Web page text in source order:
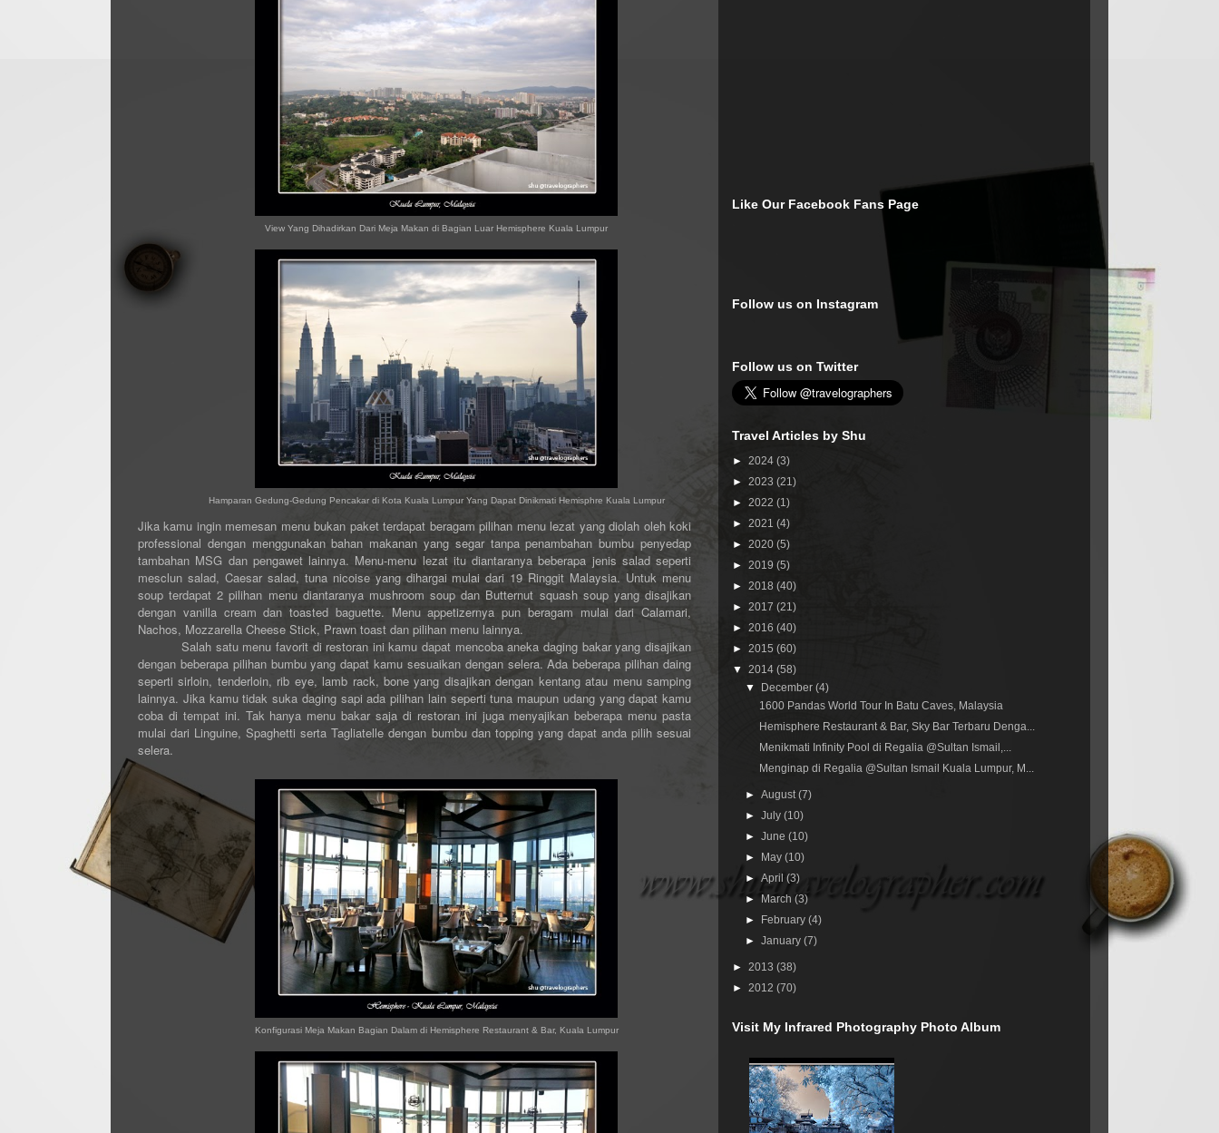
View Yang Dihadirkan Dari Meja Makan di Bagian Luar Hemisphere Kuala Lumpur
Hamparan Gedung-Gedung Pencakar di Kota Kuala Lumpur Yang Dapat Dinikmati Hemisphre Kuala Lumpur
Jika kamu ingin memesan menu bukan paket terdapat beragam pilihan menu lezat yang diolah oleh koki
professional dengan menggunakan bahan makanan yang segar tanpa penambahan bumbu penyedap
tambahan MSG dan pengawet lainnya. Menu-menu lezat itu diantaranya beberapa jenis salad seperti
mesclun salad, Caesar salad, tuna nicoise yang dihargai mulai dari 19 Ringgit Malaysia. Untuk menu
soup terdapat 2 pilihan menu diantaranya mushroom soup dan Butternut squash soup yang disajikan
dengan vanilla cream dan toasted baguette. Menu appetizernya pun beragam mulai dari Calamari,
Nachos, Mozzarella Cheese Stick, Prawn toast dan pilihan menu lainnya.
Salah satu menu favorit di restoran ini kamu dapat mencoba aneka daging bakar yang disajikan
dengan beberapa pilihan bumbu yang dapat kamu sesuaikan dengan selera. Ada beberapa pilihan daing
seperti sirloin, tenderloin, rib eye, lamb rack, bone yang disajikan dengan kentang atau menu samping
lainnya. Jika kamu tidak suka daging sapi ada pilihan lain seperti tuna maupun udang yang dapat kamu
coba di tempat ini. Tak hanya menu bakar saja di restoran ini juga menyajikan beberapa menu pasta
mulai dari Linguine, Spaghetti serta Tagliatelle dengan bumbu dan topping yang dapat anda pilih sesuai
selera.
Konfigurasi Meja Makan Bagian Dalam di Hemisphere Restaurant & Bar, Kuala Lumpur
Like Our Facebook Fans Page
Follow us on Instagram
Follow us on Twitter
Travel Articles by Shu
► 2024 (3)
► 2023 (21)
► 2022 (1)
► 2021 (4)
► 2020 (5)
► 2019 (5)
► 2018 (40)
► 2017 (21)
► 2016 (40)
► 2015 (60)
▼ 2014 (58)
▼
December(4)
1600 Pandas World Tour In Batu Caves, Malaysia
Hemisphere Restaurant & Bar, Sky Bar Terbaru Denga...
Menikmati Infinity Pool di Regalia @Sultan Ismail,...
Menginap di Regalia @Sultan Ismail Kuala Lumpur, M...
►August(7)
►July(10)
►June(10)
►
May(10)
►April(3)
►
March(3)
►
February(4)
►January(7)
► 2013 (38)
► 2012 (70)
Visit My Infrared Photography Photo Album